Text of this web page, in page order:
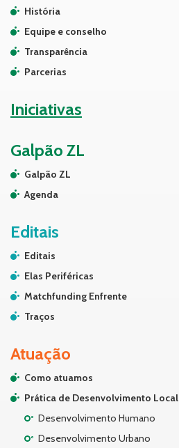
História
Equipe e conselho
Transparência
Parcerias
Iniciativas
Galpão ZL
Galpão ZL
Agenda
Editais
Editais
Elas Periféricas
Matchfunding Enfrente
Traços
Atuação
Como atuamos
Prática de Desenvolvimento Local
Desenvolvimento Humano
Desenvolvimento Urbano